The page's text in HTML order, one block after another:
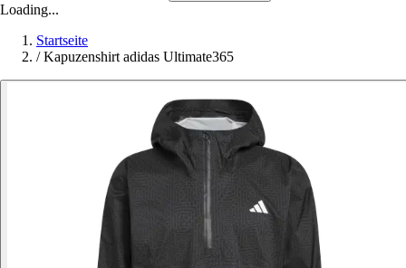
Loading...
Startseite
/ Kapuzenshirt adidas Ultimate365